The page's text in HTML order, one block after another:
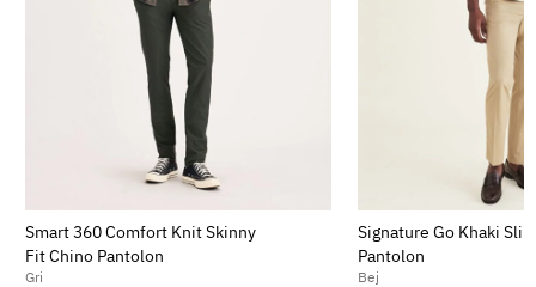
Smart 360 Comfort Knit Skinny
Fit Chino Pantolon
Gri
Signature Go Khaki
Pantolon
Bej